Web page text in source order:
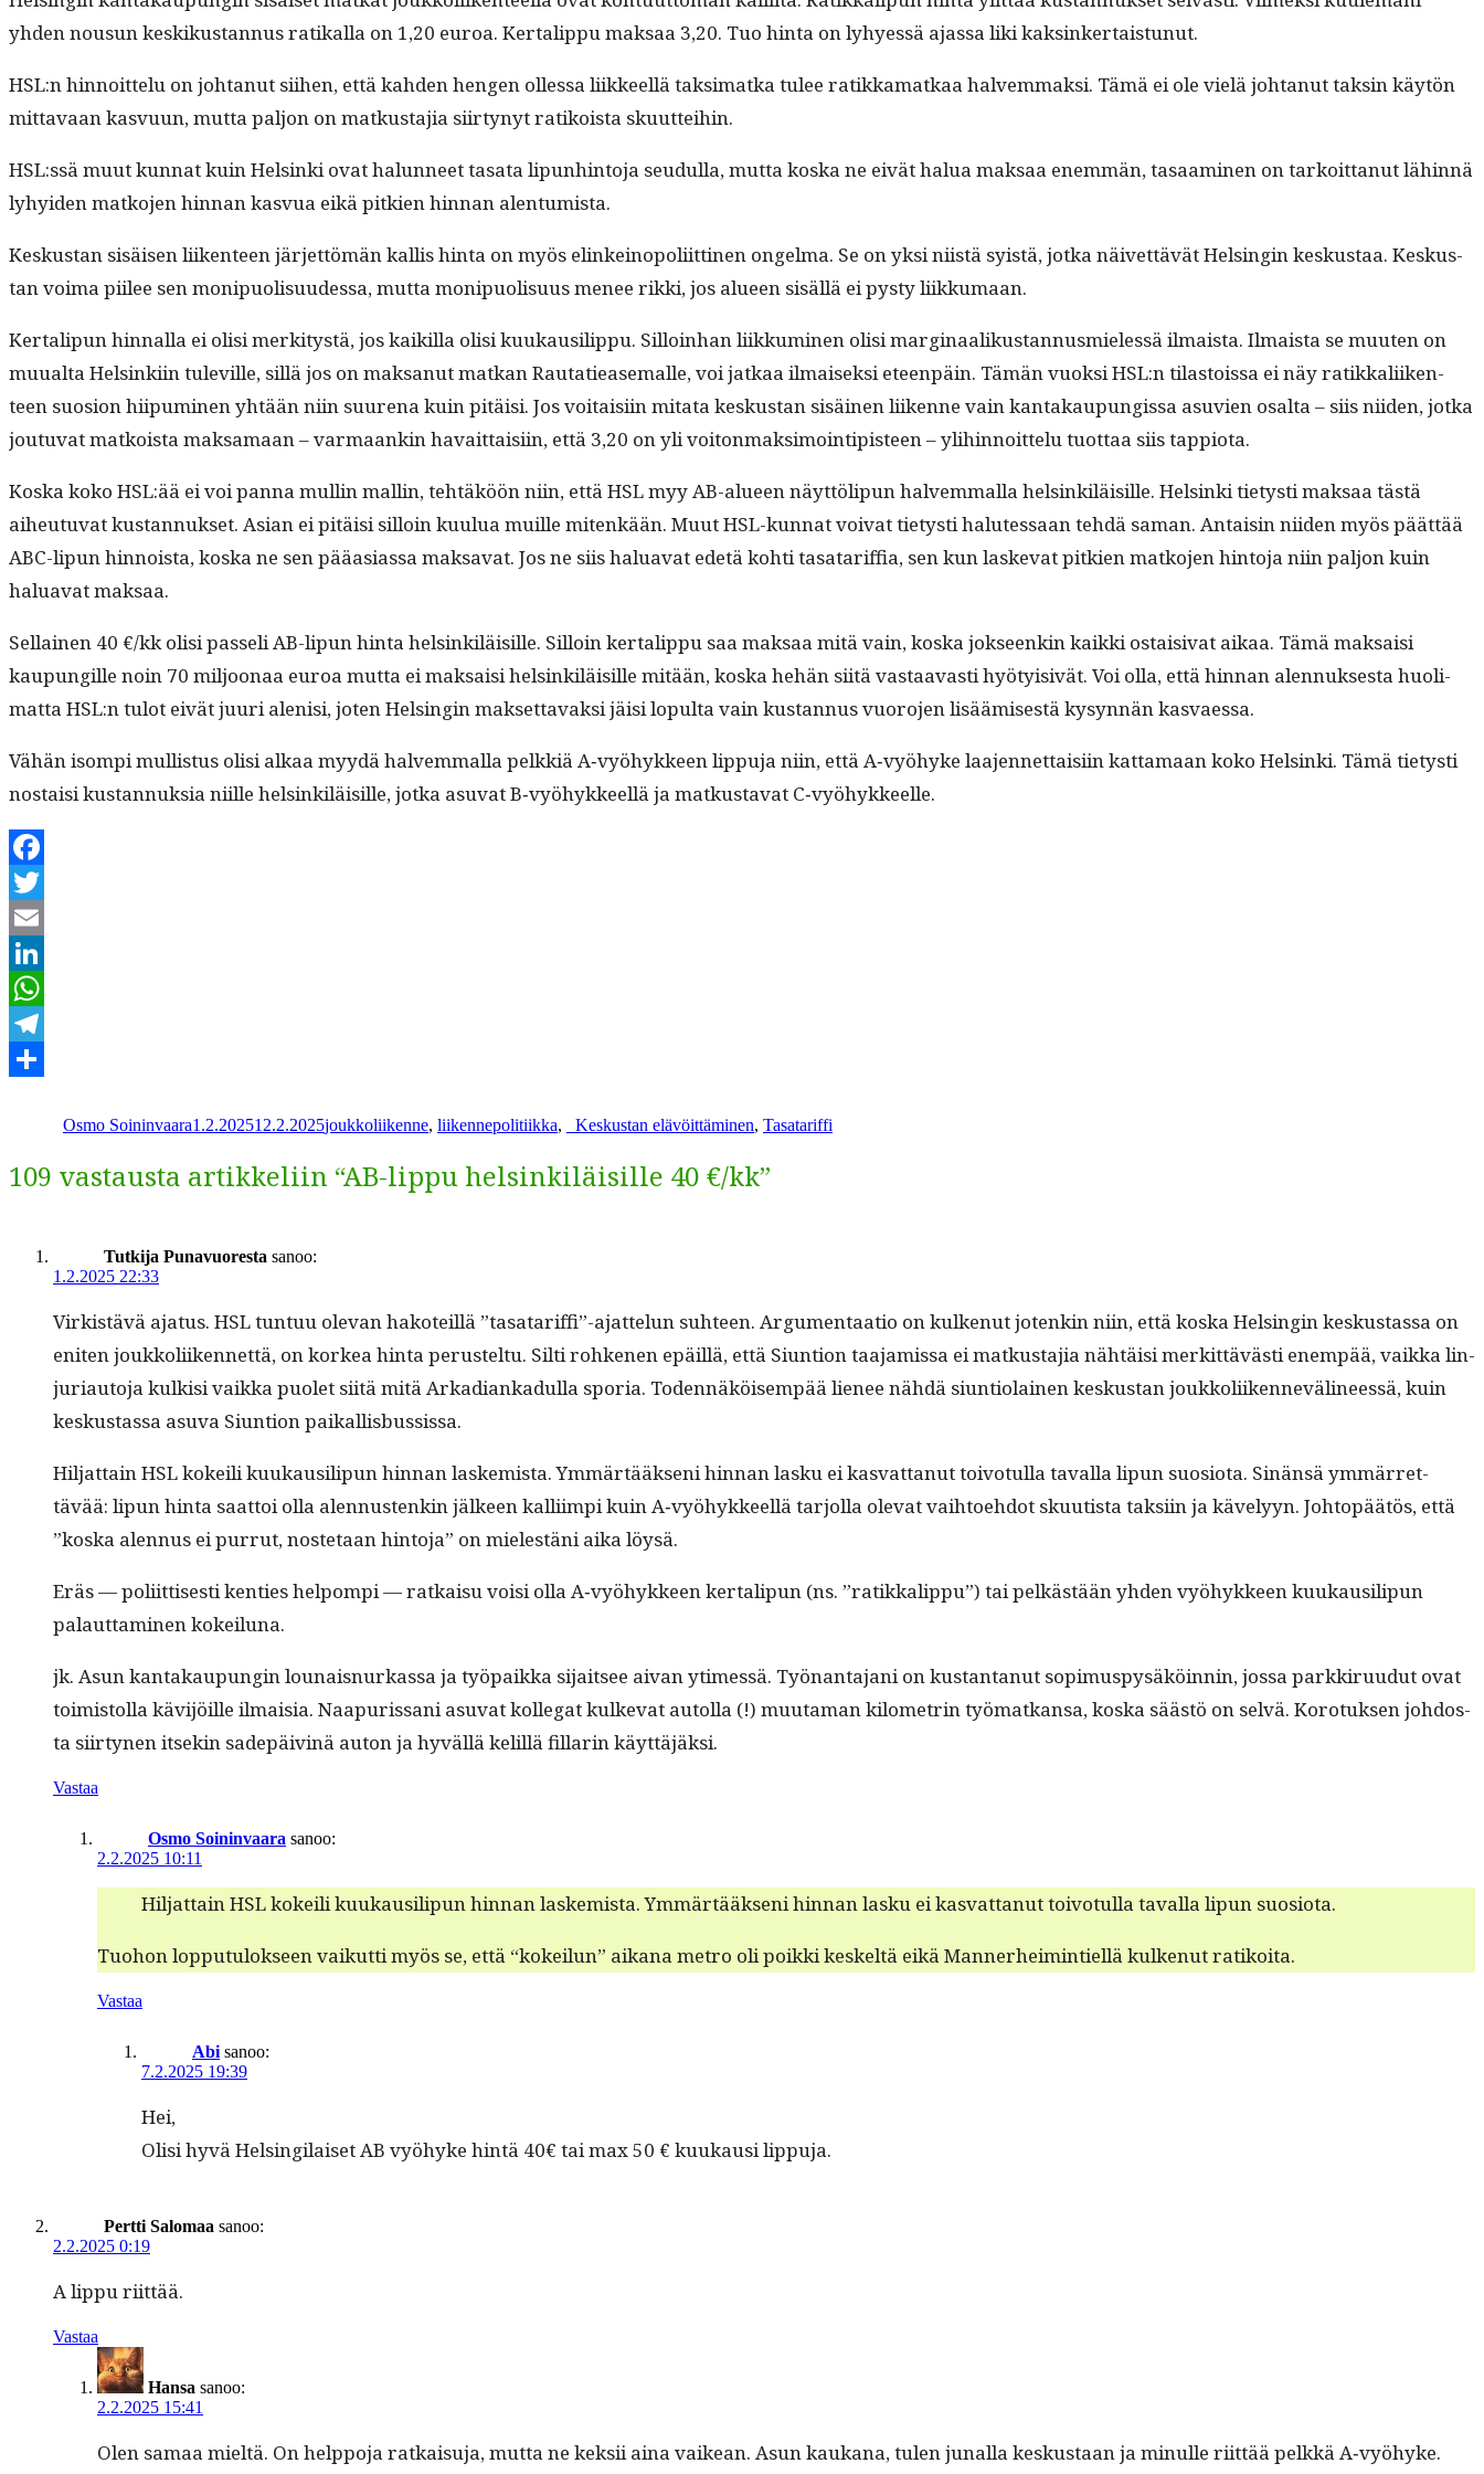
yhden nousun keskikus­tan­nus ratikalla on 1,20 euroa. Ker­tal­ip­pu mak­saa 3,20. Tuo hin­ta on lyhyessä ajas­sa liki kaksinkertaistunut.
HSL:n hin­noit­telu on johtanut siihen, että kah­den hen­gen ollessa liik­keel­lä tak­si­mat­ka tulee ratikka­matkaa halvem­mak­si. Tämä ei ole vielä johtanut taksin käytön
mit­tavaan kasvu­un, mut­ta paljon on matkus­ta­jia siir­tynyt ratikoista skuutteihin.
HSL:ssä muut kun­nat kuin Helsin­ki ovat halun­neet tasa­ta lipun­hin­to­ja seudul­la, mut­ta kos­ka ne eivät halua mak­saa enem­män, tasaami­nen on tarkoit­tanut lähin­nä
lyhyi­den matko­jen hin­nan kasvua eikä pitkien hin­nan alentumista.
Keskus­tan sisäisen liiken­teen jär­jet­tömän kallis hin­ta on myös elinkei­nop­o­li­it­ti­nen ongel­ma. Se on yksi niistä syistä, jot­ka näivet­tävät Helsin­gin keskus­taa. Keskus­
tan voima piilee sen monipuolisu­udessa, mut­ta monipuolisu­us menee rik­ki, jos alueen sisäl­lä ei pysty liikkumaan.
Ker­tal­ipun hin­nal­la ei olisi merk­i­tys­tä, jos kaikil­la olisi kuukausilip­pu. Sil­loin­han liikku­mi­nen olisi mar­gin­aa­likus­tan­nus­mielessä ilmaista. Ilmaista se muuten on
muual­ta Helsinki­in tuleville, sil­lä jos on mak­sanut matkan Rautatiease­malle, voi jatkaa ilmaisek­si eteen­päin. Tämän vuok­si HSL:n tilas­tois­sa ei näy ratikkali­iken­
teen suo­sion hiipumi­nen yhtään niin suure­na kuin pitäisi. Jos voitaisi­in mita­ta keskus­tan sisäi­nen liikenne vain kan­takaupungis­sa asu­vien osalta – siis niiden, jot­ka
joutu­vat matkoista mak­samaan – var­maankin havait­taisi­in, että 3,20 on yli voiton­mak­si­moin­tip­is­teen – yli­hin­noit­telu tuot­taa siis tappiota.
Kos­ka koko HSL:ää ei voi pan­na mullin mallin, tehtäköön niin, että HSL myy AB-alueen näyt­tölipun halvem­mal­la helsinkiläisille. Helsin­ki tietysti mak­saa tästä
aiheutu­vat kus­tan­nuk­set. Asian ei pitäisi sil­loin kuu­lua muille mitenkään. Muut HSL-kun­nat voivat tietysti halutes­saan tehdä saman. Antaisin niiden myös päät­tää
ABC-lipun hin­noista, kos­ka ne sen pääasi­as­sa mak­sa­vat. Jos ne siis halu­a­vat ede­tä kohti tasa­tar­if­fia, sen kun laske­vat pitkien matko­jen hin­to­ja niin paljon kuin
halu­a­vat maksaa.
Sel­l­ainen 40 €/kk olisi pas­seli AB-lipun hin­ta helsinkiläisille. Sil­loin ker­tal­ip­pu saa mak­saa mitä vain, kos­ka jok­seenkin kaik­ki ostaisi­vat aikaa. Tämä mak­saisi
kaupungille noin 70 miljoon­aa euroa mut­ta ei mak­saisi helsinkiläisille mitään, kos­ka hehän siitä vas­taavasti hyö­ty­i­sivät. Voi olla, että hin­nan alen­nuk­ses­ta huoli­
mat­ta HSL:n tulot eivät juuri alenisi, joten Helsin­gin mak­set­tavak­si jäisi lop­ul­ta vain kus­tan­nus vuoro­jen lisäämis­es­tä kysyn­nän kasvaessa.
Vähän isom­pi mullis­tus olisi alkaa myy­dä halvem­mal­la pelkkiä A‑vyöhykkeen lip­pu­ja niin, että A‑vyöhyke laa­jen­net­taisi­in kat­ta­maan koko Helsin­ki. Tämä tietysti
nos­taisi kus­tan­nuk­sia niille helsinkiläisille, jot­ka asu­vat B‑vyöhykkeellä ja matkus­ta­vat C‑vyöhykkeelle.
Facebook
Twitter
Email
LinkedIn
WhatsApp
Telegram
Osmo Soininvaara1.2.202512.2.2025joukkoliikenne, liikennepolitiikka, Keskustan elävöittäminen, Tasatariffi
109 vastausta artikkeliin “AB-lippu helsinkiläisille 40 €/kk”
Tutkija Punavuoresta sanoo:
1.2.2025 22:33
Virk­istävä aja­tus. HSL tun­tuu ole­van hakoteil­lä ”tasatariffi”-ajattelun suh­teen. Argu­men­taa­tio on kulkenut jotenkin niin, että kos­ka Helsin­gin keskus­tas­sa on
eniten joukkoli­iken­net­tä, on korkea hin­ta perustel­tu. Silti rohke­nen epäil­lä, että Siun­tion taa­jamis­sa ei matkus­ta­jia nähtäisi merkit­tävästi enem­pää, vaik­ka lin­
juri­au­to­ja kulk­isi vaik­ka puo­let siitä mitä Arka­di­ankadul­la spo­ria. Toden­näköisem­pää lie­nee nähdä siun­ti­o­lainen keskus­tan joukkoli­iken­nevä­li­neessä, kuin
keskus­tas­sa asu­va Siun­tion paikallisbussissa.
Hil­jat­tain HSL kokeili kuukausilipun hin­nan laskemista. Ymmärtääk­seni hin­nan lasku ei kas­vat­tanut toiv­o­tul­la taval­la lipun suo­sio­ta. Sinän­sä ymmär­ret­
tävää: lipun hin­ta saat­toi olla alen­nustenkin jäl­keen kalli­impi kuin A‑vyöhykkeellä tar­jol­la ole­vat vai­h­toe­hdot skuutista tak­si­in ja käve­lyyn. Johtopäätös, että
”kos­ka alen­nus ei purrut, nos­te­taan hin­to­ja” on mielestäni aika löysä.
Eräs — poli­it­tis­es­ti ken­ties helpom­pi — ratkaisu voisi olla A‑vyöhykkeen ker­tal­ipun (ns. ”ratikkalip­pu”) tai pelkästään yhden vyöhyk­keen kuukausilipun
palaut­ta­mi­nen kokeiluna.
jk. Asun kan­takaupun­gin lounais­nurkas­sa ja työ­paik­ka sijait­see aivan ytimessä. Työ­nan­ta­jani on kus­tan­ta­nut sopimus­pysäköin­nin, jos­sa parkkiru­udut ovat
toimis­tol­la kävi­jöille ilmaisia. Naa­puris­sani asu­vat kol­le­gat kulke­vat autol­la (!) muu­ta­man kilo­metrin työ­matkansa, kos­ka säästö on selvä. Koro­tuk­sen joh­dos­
ta siir­ty­nen itsekin sade­päiv­inä auton ja hyväl­lä kelil­lä fil­lar­in käyttäjäksi.
Vastaa
Osmo Soininvaara sanoo:
2.2.2025 10:11
Hil­jat­tain HSL kokeili kuukausilipun hin­nan laskemista. Ymmärtääk­seni hin­nan lasku ei kas­vat­tanut toiv­o­tul­la taval­la lipun suosiota.
Tuo­hon lop­putu­lok­seen vaikut­ti myös se, että “kokeilun” aikana metro oli poik­ki keskeltä eikä Man­ner­heim­intiel­lä kulkenut ratikoita.
Vastaa
Abi sanoo:
7.2.2025 19:39
Hei,
Olisi hyvä Helsingi­laiset AB vyöhyke hin­tä 40€ tai max 50 € kuukausi lippuja.
Pertti Salomaa sanoo:
2.2.2025 0:19
A lip­pu riittää.
Vastaa
Hansa sanoo:
2.2.2025 15:41
Olen samaa mieltä. On help­po­ja ratkaisu­ja, mut­ta ne kek­sii aina vaikean. Asun kaukana, tulen junal­la keskus­taan ja min­ulle riit­tää pelkkä A‑vyöhyke.